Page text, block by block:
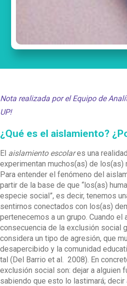
Nota realizada por el Equipo de
UP!
¿Qué es el aislamiento?
El aislamiento escolares una
experimentan muchos(as) de
Para entender el fenómeno del
partir de la base de que “los(as)
especie social”, es decir, tenemos
sentirnos conectados con los(as)
pertenecemos a un grupo. Cuando
consecuencia de la exclusión social
considera un tipo de agresión, que
desapercibido y la comunidad
tal (Del Barrio et al. 2008). En
exclusión social son: dejar a alguien
sabiendo que esto lo lastimará;